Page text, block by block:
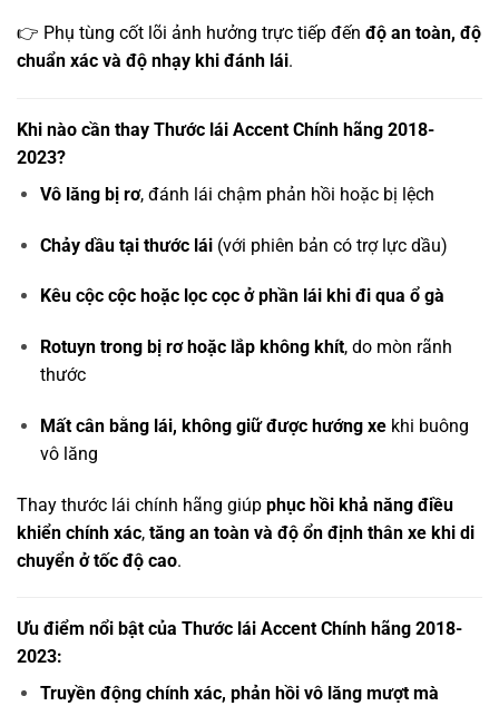
👉 Phụ tùng cốt lõi ảnh hưởng trực tiếp đến độ an toàn, độ
chuẩn xác và độ nhạy khi đánh lái.
Khi nào cần thay Thước lái Accent Chính hãng 2018-
2023?
Vô lăng bị rơ, đánh lái chậm phản hồi hoặc bị lệch
Chảy dầu tại thước lái(với phiên bản có trợ lực dầu)
Kêu cộc cộc hoặc lọc cọc ở phần lái khi đi qua ổ gà
Rotuyn trong bị rơ hoặc lắp không khít, do mòn rãnh
thước
Mất cân bằng lái, không giữ được hướng xekhi buông
vô lăng
Thay thước lái chính hãng giúp phục hồi khả năng điều
khiển chính xác, tăng an toàn và độ ổn định thân xe khi di
chuyển ở tốc độ cao.
Ưu điểm nổi bật của Thước lái Accent Chính hãng 2018-
2023:
Truyền động chính xác, phản hồi vô lăng mượt mà